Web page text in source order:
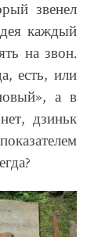
звенел
каждый
на звон.
есть, или
а в
дзиньк